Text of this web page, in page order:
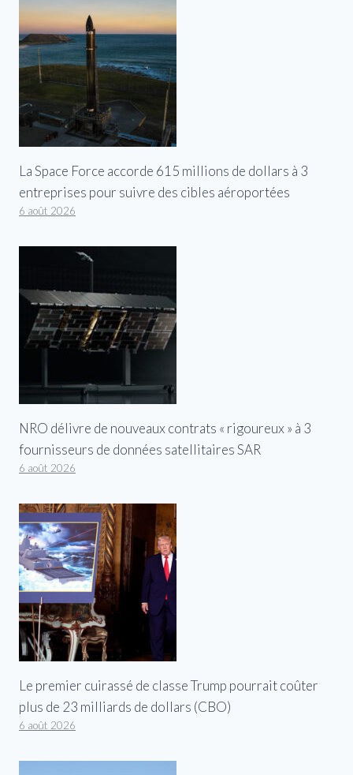
La Space Force accorde 615 millions de dollars à 3
entreprises pour suivre des cibles aéroportées
6 août 2026
NRO délivre de nouveaux contrats « rigoureux » à 3
fournisseurs de données satellitaires SAR
6 août 2026
Le premier cuirassé de classe Trump pourrait coûter
plus de 23 milliards de dollars (CBO)
6 août 2026